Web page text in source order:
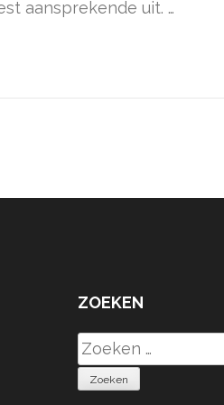
aansprekende uit. …
ZOEKEN
Zoeken
naar: